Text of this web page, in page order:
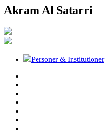
Akram Al Satarri
Personer & Institutioner